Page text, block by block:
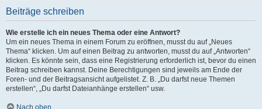
Beiträge schreiben
Wie erstelle ich ein neues Thema oder eine Antwort?
Um ein neues Thema in einem Forum zu eröffnen, musst du auf „Neues
Thema“ klicken. Um auf einen Beitrag zu antworten, musst du auf „Antworten“
klicken. Es könnte sein, dass eine Registrierung erforderlich ist, bevor du einen
Beitrag schreiben kannst. Deine Berechtigungen sind jeweils am Ende der
Foren- und der Beitragsansicht aufgelistet. Z. B. „Du darfst neue Themen
erstellen“, „Du darfst Dateianhänge erstellen“ usw.